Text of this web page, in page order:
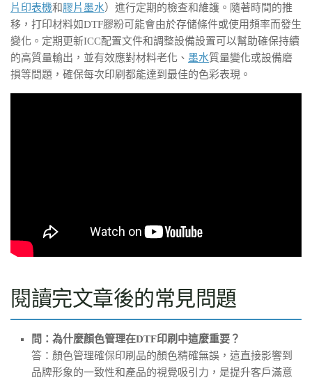
片印表機和膠片墨水）進行定期的檢查和維護。隨著時間的推
移，打印材料如DTF膠粉可能會由於存储條件或使用頻率而發生
變化。定期更新ICC配置文件和調整設備設置可以幫助確保持續
的高質量輸出，並有效應對材料老化、 墨水質量變化或設備磨
損等問題，確保每次印刷都能達到最佳的色彩表現。
閱讀完文章後的常見問題
問：為什麼顏色管理在DTF印刷中這麼重要？
答：顏色管理確保印刷品的顏色精確無誤，這直接影響到
品牌形象的一致性和產品的視覺吸引力，是提升客戶滿意